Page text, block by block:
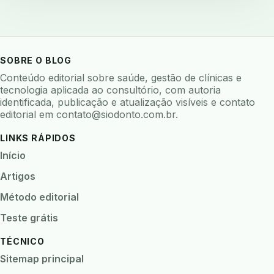
biofeedback biofilme biofilme dental
biofilme linhas agua bioimpedancia
biosseguranca clinica
biossensores
blockchain
bpm
cad cam cadastro paciente
SOBRE O BLOG
Conteúdo editorial sobre saúde, gestão de clínicas e
tecnologia aplicada ao consultório, com autoria
identificada, publicação e atualização visíveis e contato
editorial em contato@siodonto.com.br.
LINKS RÁPIDOS
Início
Artigos
Método editorial
Teste grátis
TÉCNICO
Sitemap principal